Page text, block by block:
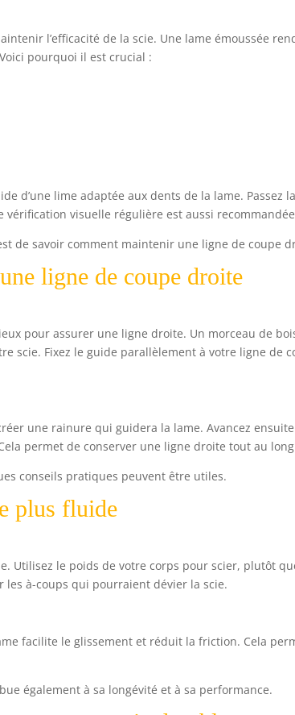
l’efficacité de la scie. Une lame émoussée
pourquoi il est crucial :
d’une lime adaptée aux dents de la lame. Passez
visuelle régulière est aussi
de savoir comment maintenir une ligne de coupe
ligne de coupe droite
pour assurer une ligne droite. Un morceau de
scie. Fixez le guide parallèlement à votre ligne de
une rainure qui guidera la lame. Avancez
permet de conserver une ligne droite tout au
conseils pratiques peuvent être utiles.
plus fluide
Utilisez le poids de votre corps pour scier, plutôt
à-coups qui pourraient dévier la scie.
facilite le glissement et réduit la friction. Cela
également à sa longévité et à sa performance.